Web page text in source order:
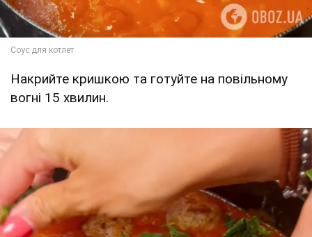
Накрийте кришкою та готуйте на повільному
вогні 15 хвилин.